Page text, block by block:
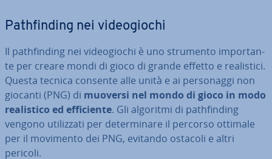
Pa­th­fin­ding nei vi­deo­gio­chi
Il pa­th­fin­ding nei vi­deo­gio­chi è uno strumento im­por­tan­
te per creare mondi di gioco di grande effetto e rea­li­sti­ci.
Questa tecnica consente alle unità e ai per­so­nag­gi non
giocanti (PNG) di muoversi nel mondo di gioco in modo
rea­li­sti­co ed ef­fi­cien­te. Gli algoritmi di pa­th­fin­ding
vengono uti­liz­za­ti per de­ter­mi­na­re il percorso ottimale
per il movimento dei PNG, evitando ostacoli e altri
pericoli.